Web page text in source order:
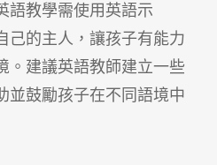
語教學需使用英語示
己的主人，讓孩子有能力
。建議英語教師建立一些
並鼓勵孩子在不同語境中